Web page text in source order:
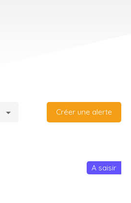
Créer une alerte
A saisir